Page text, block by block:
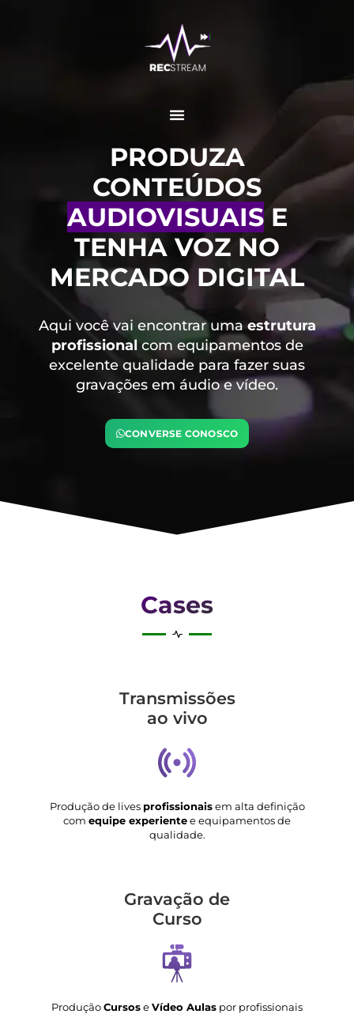
PRODUZA
CONTEÚDOS
AUDIOVISUAISE
TENHA VOZ NO
MERCADO DIGITAL
Aqui você vai encontrar uma estrutura
profissional com equipamentos de
excelente qualidade para fazer suas
gravações em áudio e vídeo.
CONVERSE CONOSCO
Cases
Transmis­sões
ao vivo
Produção de lives profissionaisem alta definição
com equipe experientee equipamentos de
qualidade.
Gravação de
Curso
ProduçãoCursoseVídeo Aulas por profissionais